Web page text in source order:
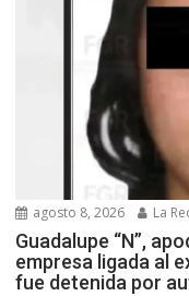
agosto 8, 2026 La
Guadalupe “N”,
empresa ligada al
fue detenida por